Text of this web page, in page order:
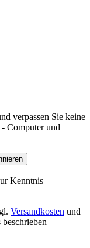
verpassen Sie keine
Computer und
Kenntnis
Versandkosten und